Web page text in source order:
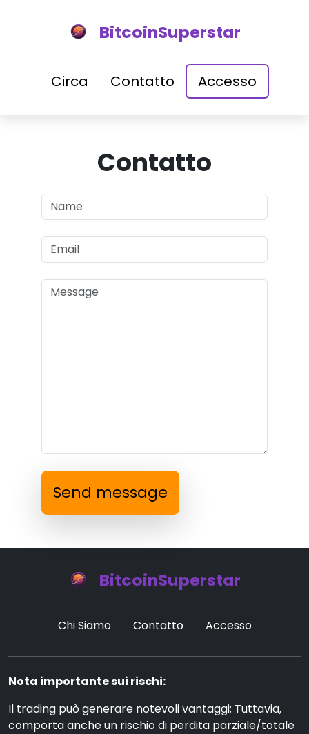
BitcoinSuperstar
Circa Contatto Accesso
Contatto
Send message
BitcoinSuperstar
Chi Siamo Contatto Accesso
Nota importante sui rischi:
Il trading può generare notevoli vantaggi; Tuttavia,
comporta anche un rischio di perdita parziale/totale